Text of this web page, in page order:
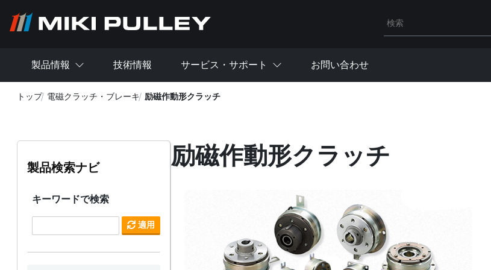
検索キーワード入力
製品情報 技術情報 サービス・サポート お問い合わせ
トップ 電磁クラッチ・ブレーキ 励磁作動形クラッチ
製品検索ナビ
キーワードで検索
適用
励磁作動形クラッチ